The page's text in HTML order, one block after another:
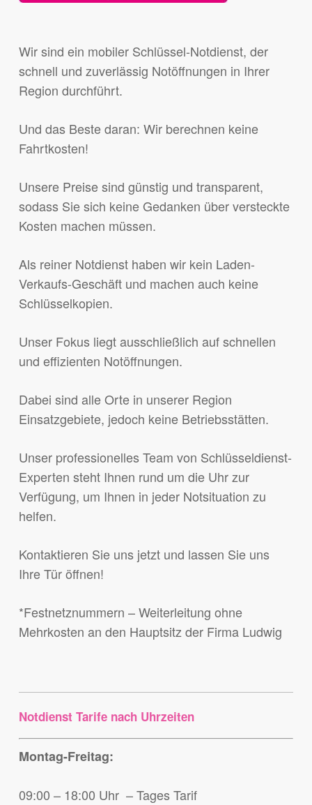
Wir sind ein mobiler Schlüssel-Notdienst, der
schnell und zuverlässig Notöffnungen in Ihrer
Region durchführt.
Und das Beste daran: Wir berechnen keine
Fahrtkosten!
Unsere Preise sind günstig und transparent,
sodass Sie sich keine Gedanken über versteckte
Kosten machen müssen.
Als reiner Notdienst haben wir kein Laden-
Verkaufs-Geschäft und machen auch keine
Schlüsselkopien.
Unser Fokus liegt ausschließlich auf schnellen
und effizienten Notöffnungen.
Dabei sind alle Orte in unserer Region
Einsatzgebiete, jedoch keine Betriebsstätten.
Unser professionelles Team von Schlüsseldienst-
Experten steht Ihnen rund um die Uhr zur
Verfügung, um Ihnen in jeder Notsituation zu
helfen.
Kontaktieren Sie uns jetzt und lassen Sie uns
Ihre Tür öffnen!
*Festnetznummern – Weiterleitung ohne
Mehrkosten an den Hauptsitz der Firma Ludwig
Notdienst Tarife nach Uhrzeiten
Montag-Freitag:
09:00 – 18:00 Uhr – Tages Tarif